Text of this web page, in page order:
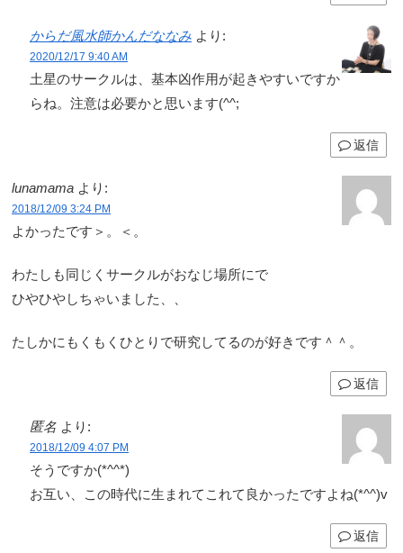
からだ風水師かんだななみ より:
2020/12/17 9:40 AM
土星のサークルは、基本凶作用が起きやすいですか
らね。注意は必要かと思います(^^;
返信
lunamama より:
2018/12/09 3:24 PM
よかったです＞。＜。
わたしも同じくサークルがおなじ場所にで
ひやひやしちゃいました、、
たしかにもくもくひとりで研究してるのが好きです＾＾。
返信
匿名 より:
2018/12/09 4:07 PM
そうですか(*^^*)
お互い、この時代に生まれてこれて良かったですよね(*^^)v
返信